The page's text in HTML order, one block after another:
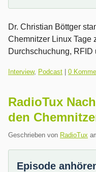
Dr. Christian Böttger
Chemnitzer Linux Tage
Durchschuchung, RFID
Kategorien:
Interview, Podcast 0
RadioTux
den
Geschrieben von RadioTux
Episode